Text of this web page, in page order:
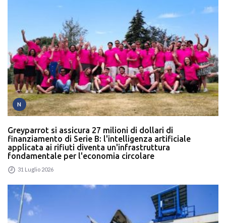
N
Greyparrot si assicura 27 milioni di dollari di
finanziamento di Serie B: l'intelligenza artificiale
applicata ai rifiuti diventa un'infrastruttura
fondamentale per l'economia circolare
31 Luglio 2026